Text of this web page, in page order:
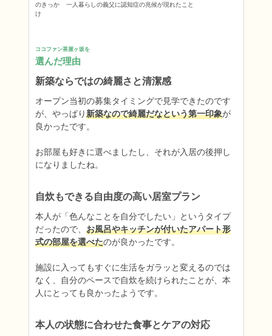
のきっか
け
一人暮らしの義父に認知症の兆候が現れたこと
ココファン茶屋ヶ坂を
選んだ理由
新築ならではの綺麗さと清潔感
オープン当初の募集タイミングで見学できたのです
が、やっぱり新築なので綺麗だなという第一印象が
良かったです。
お部屋も好きに選べましたし、それが入居の後押し
になりましたね。
自炊もできる自由度の高い居室プラン
本人が「色んなことを自分でしたい」というタイプ
だったので、 お風呂やキッチンが付いたアパート形
式の部屋を選べたのが良かったです。
施設に入ってもすぐに生活をガラッと変えるのでは
なく、自分のペースで自炊を続けられたことが、本
人にとっても良かったようです。
本人の状態に合わせた食事とケアの対応